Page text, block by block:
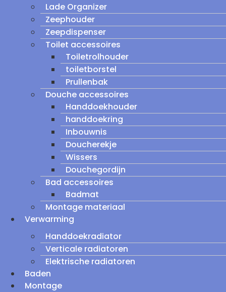
Lade Organizer
Zeephouder
Zeepdispenser
Toilet accessoires
Toiletrolhouder
toiletborstel
Prullenbak
Douche accessoires
Handdoekhouder
handdoekring
Inbouwnis
Doucherekje
Wissers
Douchegordijn
Bad accessoires
Badmat
Montage materiaal
Verwarming
Handdoekradiator
Verticale radiatoren
Elektrische radiatoren
Baden
Montage